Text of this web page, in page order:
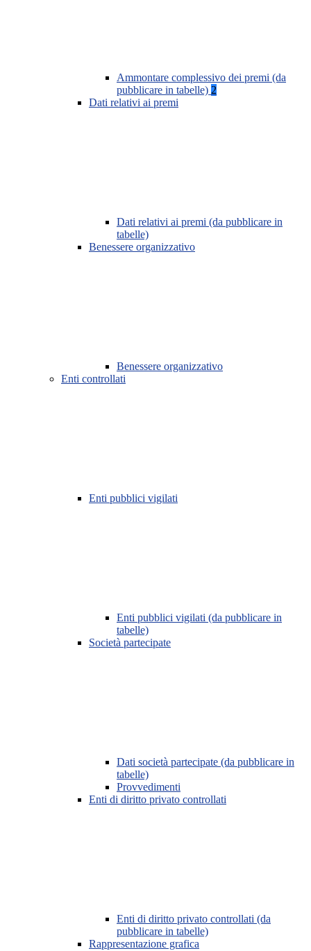
Ammontare complessivo dei premi (da
pubblicare in tabelle) 2
Dati relativi ai premi
Dati relativi ai premi (da pubblicare in
tabelle)
Benessere organizzativo
Benessere organizzativo
Enti controllati
Enti pubblici vigilati
Enti pubblici vigilati (da pubblicare in
tabelle)
Società partecipate
Dati società partecipate (da pubblicare in
tabelle)
Provvedimenti
Enti di diritto privato controllati
Enti di diritto privato controllati (da
pubblicare in tabelle)
Rappresentazione grafica